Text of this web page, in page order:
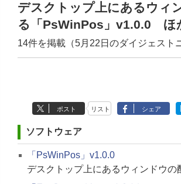
デスクトップ上にあるウィ
る「PsWinPos」v1.0.0 ほ
14件を掲載（5月22日のダイジェスト
ポスト リスト シェア
ソフトウェア
「PsWinPos」v1.0.0
デスクトップ上にあるウィンドウ